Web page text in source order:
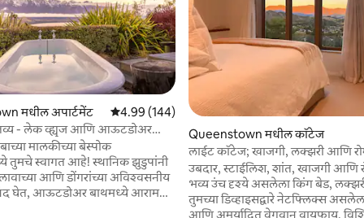
रिव्ह्यूज
मधील अपार्टमेंट 5 पैकी 4.99 सरासरी रेटिंग, 144 रिव्ह्यूज
4.99 (144)
- लेक व्ह्यूज आणि आऊटडोअर
मालकीच्या बेस्पोक
स्वागत आहे! स्थानिक झुडुपांनी
आणि डोंगरांच्या अविश्वसनीय
घेत, आऊटडोअर बाथमध्ये आराम
Queenstown मधील कॉटेज
लाईट कॉटेज; खाजगी, लक्झरी आणि
उबदार, स्टाईलिश, शांत, खाजगी आणि
भव्य उंच दृश्ये असलेला किंग बेड,
तुमच्या डिव्हाइसद्वारे नेटफ्लिक्स
आणि अमर्यादित वेगवान वायफाय.